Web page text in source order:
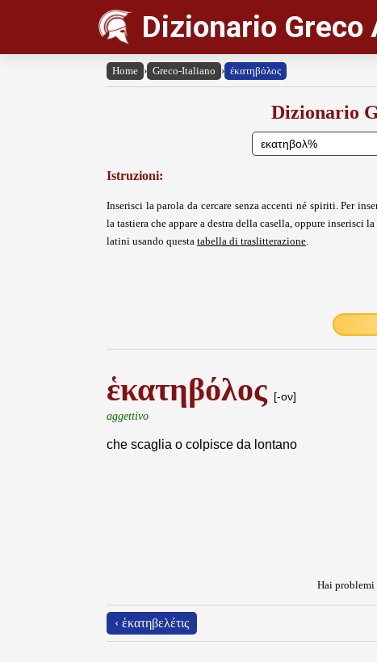
Dizionario Greco
Home › Greco-Italiano › ἑκατηβόλος
Dizionario
Istruzioni:
Inserisci la parola da cercare senza accenti né spiriti. Per
la tastiera che appare a destra della casella, oppure inserisci
latini usando questa tabella di traslitterazione.
ἑκατηβόλος [-ον]
aggettivo
che scaglia o colpisce da lontano
Hai problemi
‹ ἑκατηβελέτις